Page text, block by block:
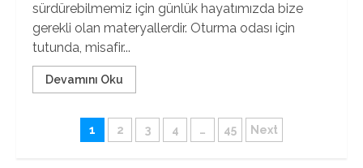
sürdürebilmemiz için günlük hayatımızda bize
gerekli olan materyallerdir. Oturma odası için
tutunda, misafir...
Devamını Oku
Yazı
1 2 3 4 … 45 Next